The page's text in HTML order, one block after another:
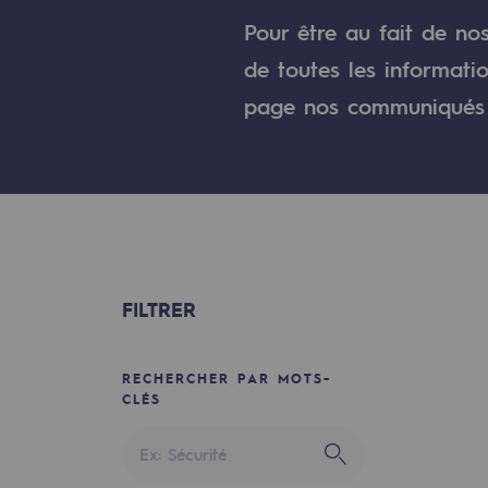
Un réseau local et européen
Une organisation adaptative et
Une organisation
Une organisation certifiée
Notre organisation
Pour être au fait de
de toutes les
page nos
FILTRER
RECHERCHER PAR MOTS-
CLÉS